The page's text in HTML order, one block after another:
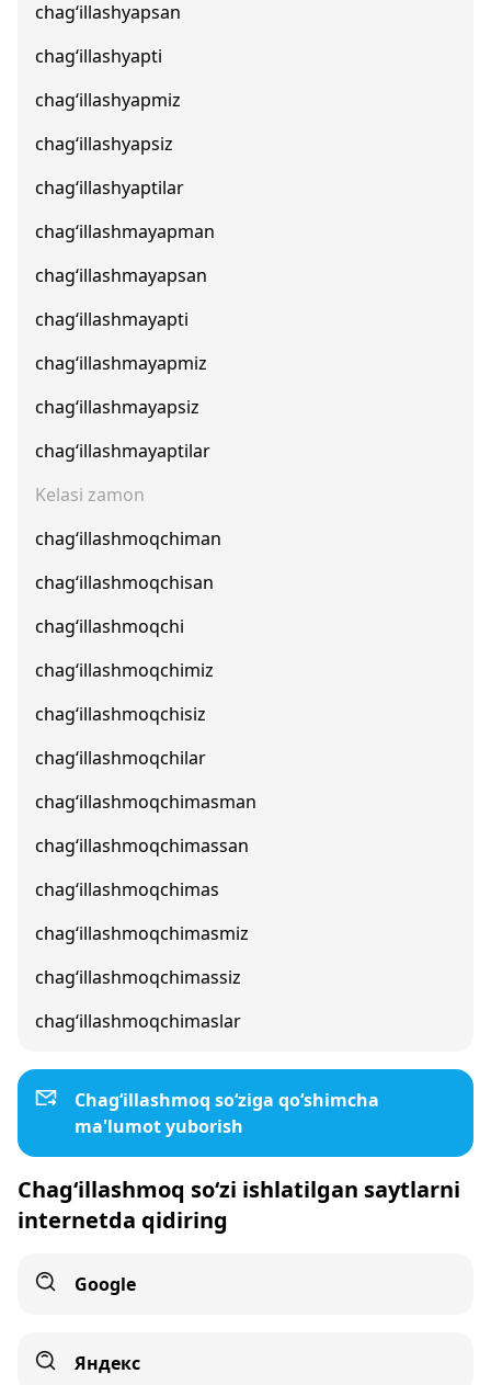
chag‘illashyapsan
chag‘illashyapti
chag‘illashyapmiz
chag‘illashyapsiz
chag‘illashyaptilar
chag‘illashmayapman
chag‘illashmayapsan
chag‘illashmayapti
chag‘illashmayapmiz
chag‘illashmayapsiz
chag‘illashmayaptilar
Kelasi zamon
chag‘illashmoqchiman
chag‘illashmoqchisan
chag‘illashmoqchi
chag‘illashmoqchimiz
chag‘illashmoqchisiz
chag‘illashmoqchilar
chag‘illashmoqchimasman
chag‘illashmoqchimassan
chag‘illashmoqchimas
chag‘illashmoqchimasmiz
chag‘illashmoqchimassiz
chag‘illashmoqchimaslar
Chag‘illashmoq so‘ziga qo‘shimcha
ma'lumot yuborish
Chag‘illashmoq so‘zi ishlatilgan saytlarni
internetda qidiring
Google
Яндекс